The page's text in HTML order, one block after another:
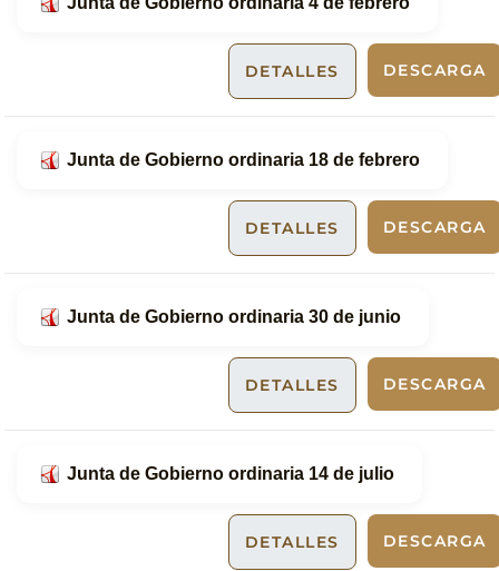
DESCARGA
DETALLES
Junta de Gobierno ordinaria 18 de febrero
DESCARGA
DETALLES
Junta de Gobierno ordinaria 30 de junio
DESCARGA
DETALLES
Junta de Gobierno ordinaria 14 de julio
DESCARGA
DETALLES